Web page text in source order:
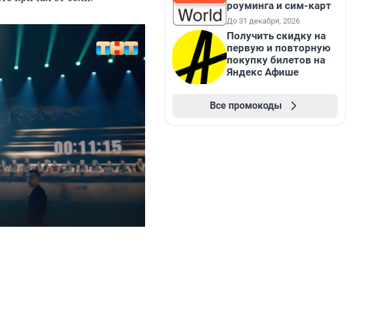
роуминга и сим-карт
До 31 декабря, 2026
Получить скидку на
первую и повторную
покупку билетов на
Яндекс Афише
Все промокоды